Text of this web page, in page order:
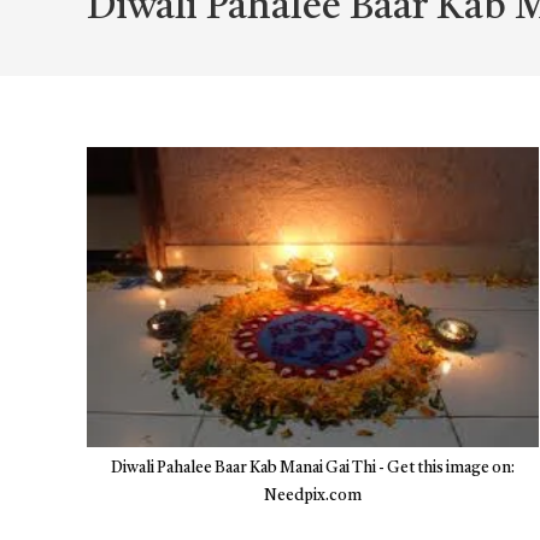
Diwali Pahalee Baar Kab
Diwali Pahalee Baar Kab Manai Gai Thi - Get this image on:
Needpix.com